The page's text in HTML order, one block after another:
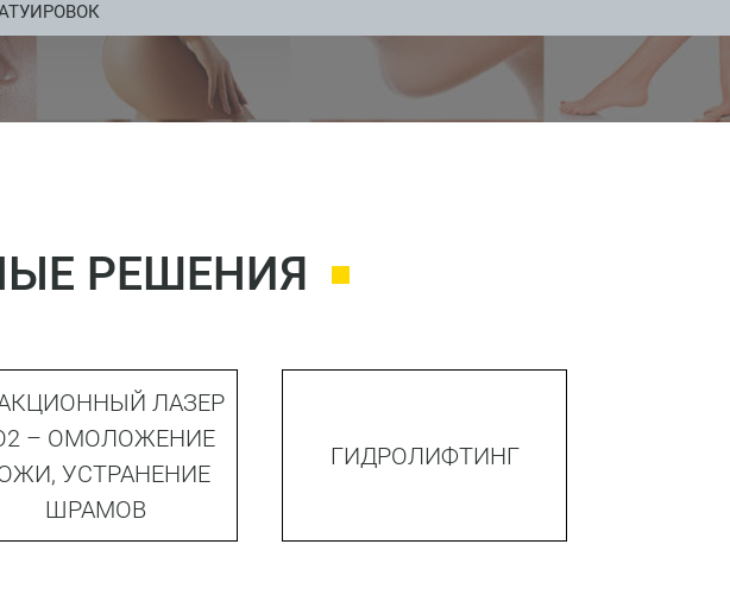
РЕШЕНИЯ
ЛАЗЕР
– ОМОЛОЖЕНИЕ
УСТРАНЕНИЕ
ШРАМОВ
ГИДРОЛИФТИНГ